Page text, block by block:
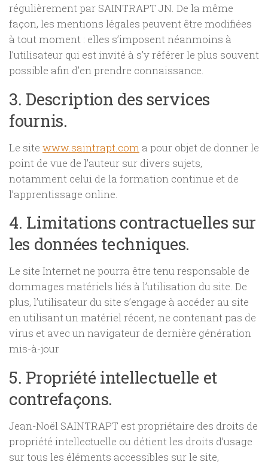
régulièrement par SAINTRAPT JN. De la même
façon, les mentions légales peuvent être modifiées
à tout moment : elles s’imposent néanmoins à
l’utilisateur qui est invité à s’y référer le plus souvent
possible afin d’en prendre connaissance.
3. Description des services
fournis.
Le site www.saintrapt.com a pour objet de donner le
point de vue de l’auteur sur divers sujets,
notamment celui de la formation continue et de
l’apprentissage online.
4. Limitations contractuelles sur
les données techniques.
Le site Internet ne pourra être tenu responsable de
dommages matériels liés à l’utilisation du site. De
plus, l’utilisateur du site s’engage à accéder au site
en utilisant un matériel récent, ne contenant pas de
virus et avec un navigateur de dernière génération
mis-à-jour
5. Propriété intellectuelle et
contrefaçons.
Jean-Noël SAINTRAPT est propriétaire des droits de
propriété intellectuelle ou détient les droits d’usage
sur tous les éléments accessibles sur le site,